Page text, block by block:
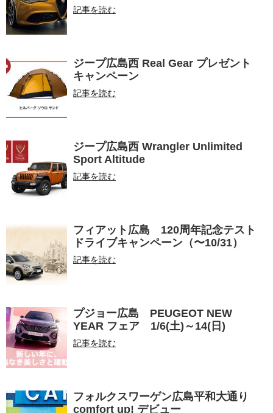
記事を読む
ジープ広島西 Real Gear プレゼント
キャンペーン
記事を読む
ジープ広島西 Wrangler Unlimited
Sport Altitude
記事を読む
フィアット広島 120周年記念テスト
ドライブキャンペーン（〜10/31）
記事を読む
プジョー広島 PEUGEOT NEW
YEAR フェア 1/6(土)～14(日)
記事を読む
フォルクスワーゲン広島平和大通り
comfort up! デビュー